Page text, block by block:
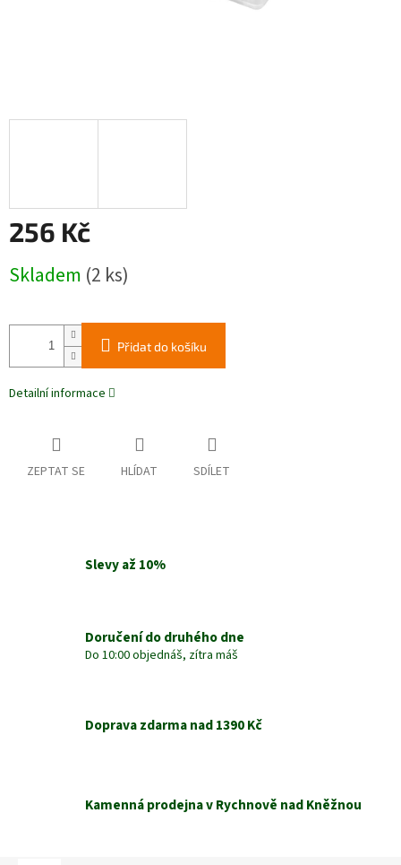
256 Kč
cena:
Skladem (2 ks)
Přidat do košíku
Detailní informace
ZEPTAT SE HLÍDAT SDÍLET
Slevy až 10%
Doručení do druhého dne
Do 10:00 objednáš, zítra máš
Doprava zdarma nad 1390 Kč
Kamenná prodejna v Rychnově nad Kněžnou